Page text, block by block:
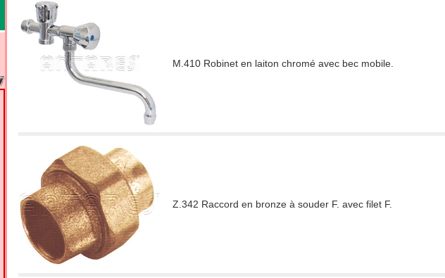
M.410 Robinet en laiton chromé avec bec mobile.
Z.342 Raccord en bronze à souder F. avec filet F.